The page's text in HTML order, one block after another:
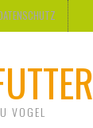
VOGEL